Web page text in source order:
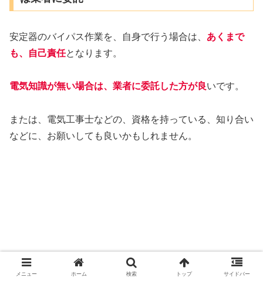
安定器のバイパス作業を、自身で行う場合は、 あくまで
も、自己責任となります。
電気知識が無い場合は、業者に委託した方が良いです。
または、電気工事士などの、資格を持っている、知り合い
などに、お願いしても良いかもしれません。
メニュー ホーム 検索 トップ サイドバー